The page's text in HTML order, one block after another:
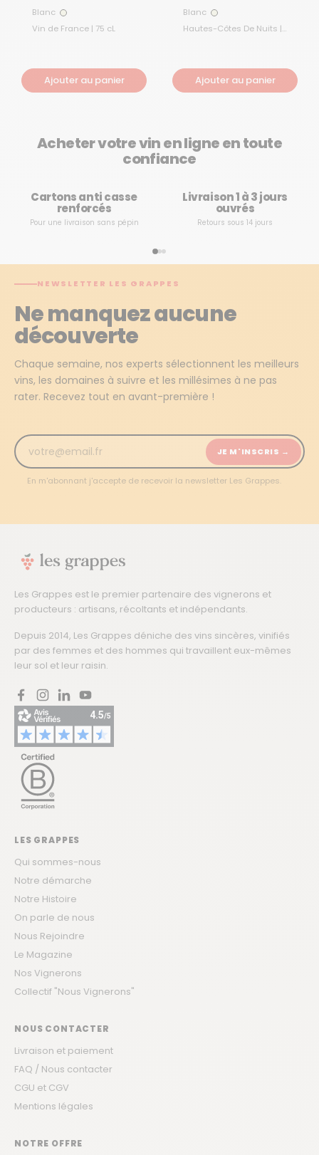
Destezet
Blanc Blanc
Vin de France | 75 cL
Ajouter au panier
Blanc Blanc
Hautes-Côtes De Nuits |
Ajouter au panier
Acheter votre vin en ligne en toute
confiance
Cartons anti casse
renforcés
Pour une livraison sans pépin
Livraison 1 à 3 jours
ouvrés
Retours sous 14 jours
NEWSLETTER LES GRAPPES
Ne manquez aucune
découverte
Chaque semaine, nos experts sélectionnent les meilleurs
vins, les domaines à suivre et les millésimes à ne pas
rater. Recevez tout en avant-première !
JE M'INSCRIS →
En m'abonnant j'accepte de recevoir la newsletter Les Grappes.
Les Grappes est le premier partenaire des vignerons et
producteurs : artisans, récoltants et indépendants.
Depuis 2014, Les Grappes déniche des vins sincères, vinifiés
par des femmes et des hommes qui travaillent eux-mêmes
leur sol et leur raisin.
FacebookInstagram
LinkedInYouTube
LES GRAPPES
Qui sommes-nous
Notre démarche
Notre Histoire
On parle de nous
Nous Rejoindre
Le Magazine
Nos Vignerons
Collectif "Nous Vignerons"
NOUS CONTACTER
Livraison et paiement
FAQ / Nous contacter
CGU et CGV
Mentions légales
NOTRE OFFRE